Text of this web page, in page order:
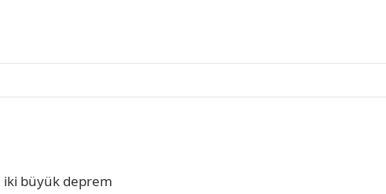
iki büyük deprem